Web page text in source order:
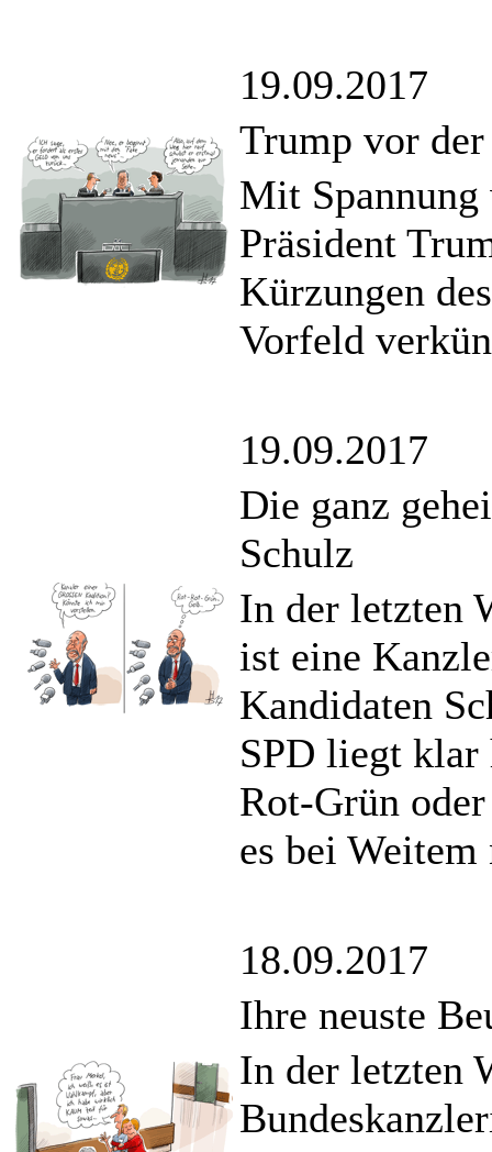
19.09.2017
Trump vor
Mit
Präsident
Kürzungen
Vorfeld
19.09.2017
Die ganz
Schulz
In der letzten
ist eine
Kandidaten
SPD liegt
Rot-Grün
es bei
18.09.2017
Ihre neuste
In der letzten